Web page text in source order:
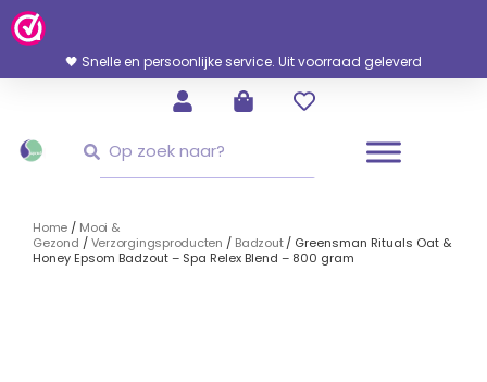
Ga
Naar
Inhoud
🖤 Snelle en persoonlijke service. Uit voorraad geleverd
Home / Mooi &
Gezond /Verzorgingsproducten / Badzout/ Greensman Rituals Oat &
Honey Epsom Badzout – Spa Relex Blend – 800 gram